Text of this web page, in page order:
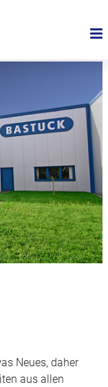
Neues, daher
aus allen